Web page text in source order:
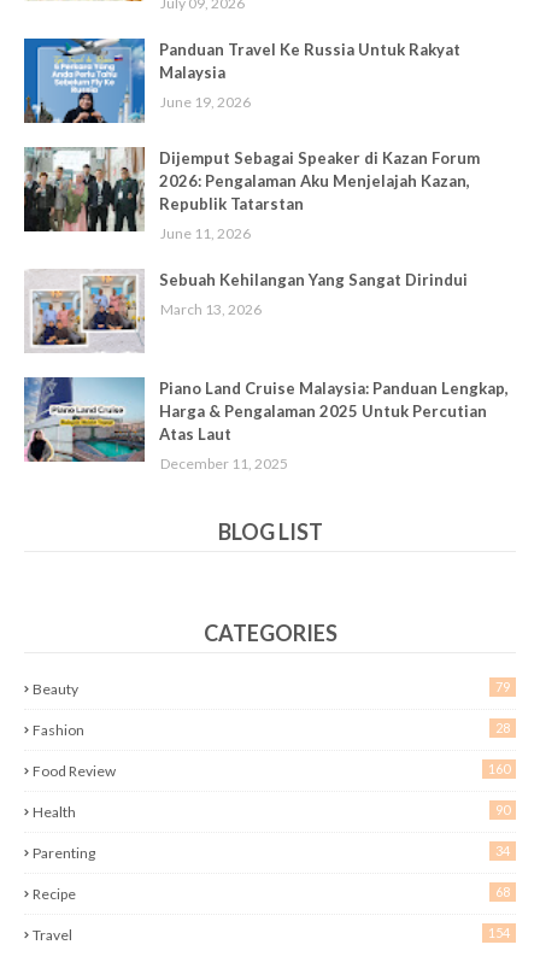
Panduan Travel Ke Russia Untuk Rakyat
Malaysia
June 19, 2026
Dijemput Sebagai Speaker di Kazan Forum
2026: Pengalaman Aku Menjelajah Kazan,
Republik Tatarstan
June 11, 2026
Sebuah Kehilangan Yang Sangat Dirindui
March 13, 2026
Piano Land Cruise Malaysia: Panduan Lengkap,
Harga & Pengalaman 2025 Untuk Percutian
Atas Laut
December 11, 2025
BLOG LIST
CATEGORIES
Beauty 79
Fashion 28
Food Review 160
Health 90
Parenting 34
Recipe 68
Travel 154